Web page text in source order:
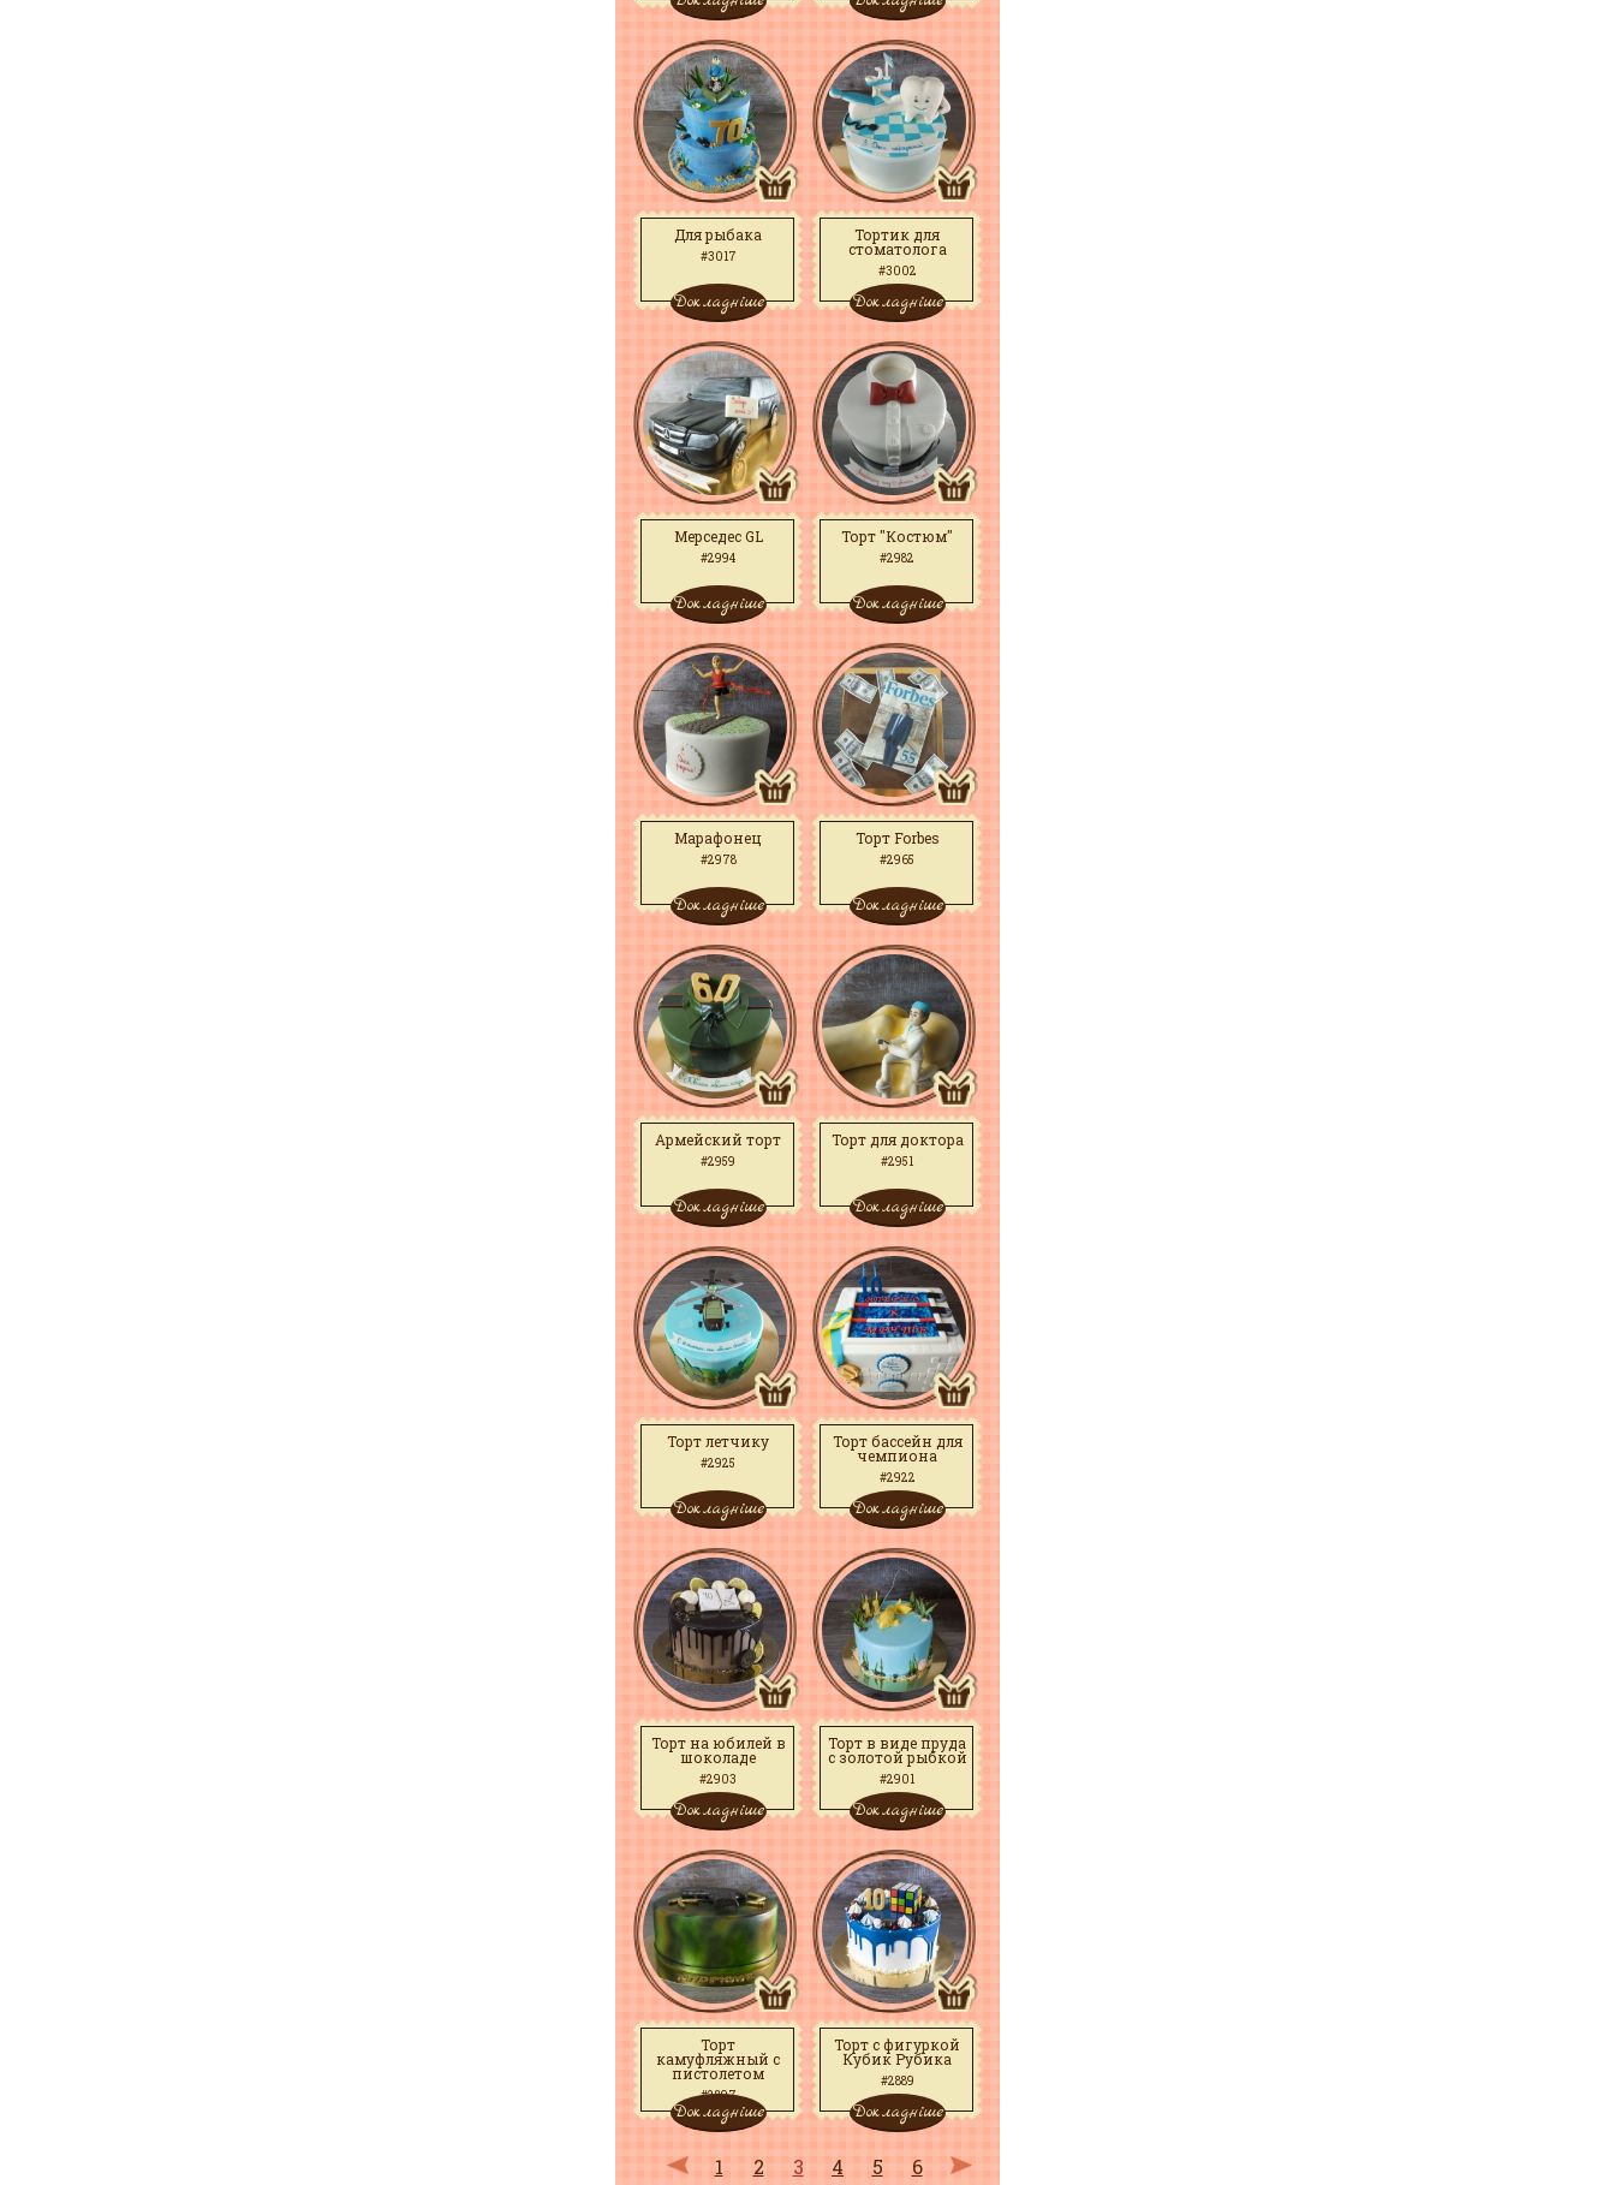
Для рыбака
#3017
Докладніше
Тортик для
стоматолога
#3002
Докладніше
Мерседес GL
#2994
Докладніше
Торт "Костюм"
#2982
Докладніше
Марафонец
#2978
Докладніше
Торт Forbes
#2965
Докладніше
Армейский торт
#2959
Докладніше
Торт для доктора
#2951
Докладніше
Торт летчику
#2925
Докладніше
Торт бассейн для
чемпиона
#2922
Докладніше
Торт на юбилей в
шоколаде
#2903
Докладніше
Торт в виде пруда
с золотой рыбкой
#2901
Докладніше
Торт
камуфляжный с
пистолетом
#2897
Докладніше
Торт с фигуркой
Кубик Рубика
#2889
Докладніше
1 2 3 4 5 6